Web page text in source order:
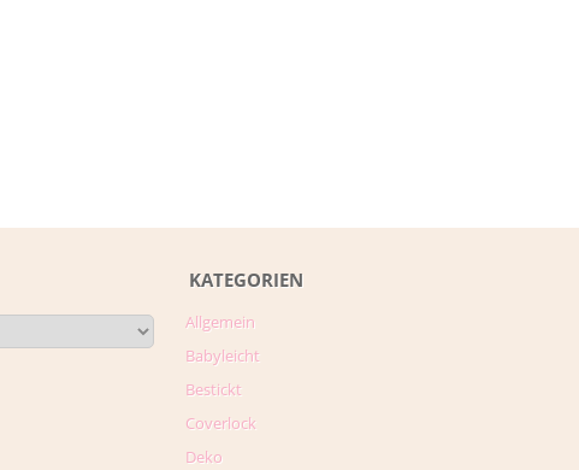
KATEGORIEN
Allgemein
Babyleicht
Bestickt
Coverlock
Deko